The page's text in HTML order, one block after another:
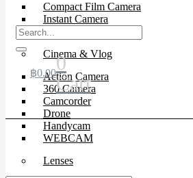
Compact Film Camera
Instant Camera
SLR Camera
Cinema & Vlog
Action Camera
360 Camera
Camcorder
Drone
Handycam
WEBCAM
Lenses
฿0.000
Cart